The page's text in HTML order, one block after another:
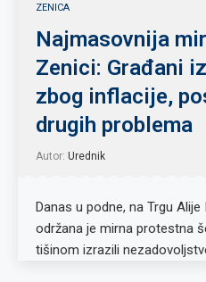
ZENICA
Najmasovnija
Zenici: Građani
zbog inflacije,
drugih problema
Autor: Urednik
Danas u podne, na Trgu
održana je mirna protestna
tišinom izrazili